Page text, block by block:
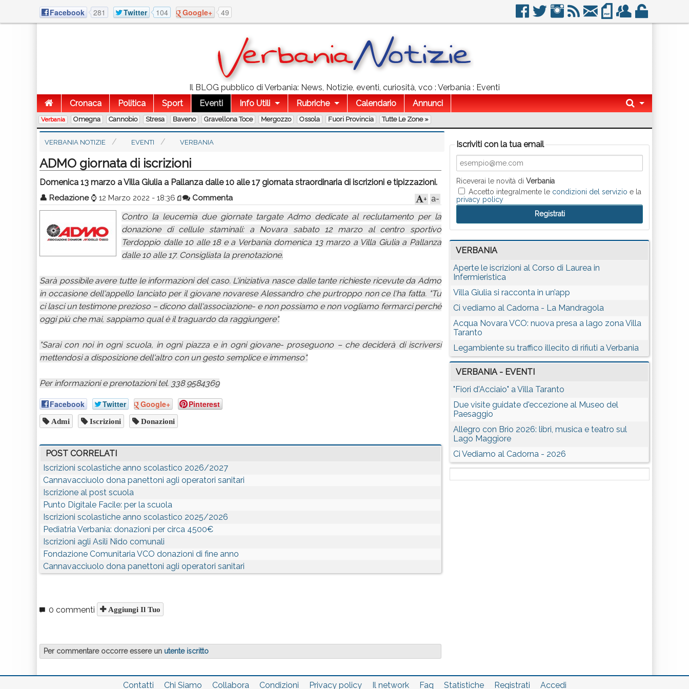
Facebook 281 Twitter 104 Google+ 49
Il BLOG pubblico di Verbania: News, Notizie, eventi, curiosità, vco : Verbania : Eventi
Cronaca
Politica Sport Eventi Info Utili Rubriche Calendario Annunci
Verbania Omegna Cannobio Stresa Baveno Gravellona Toce Mergozzo Ossola Fuori Provincia Tutte Le Zone »
VERBANIA NOTIZIE EVENTI VERBANIA
ADMO giornata di iscrizioni
Domenica 13 marzo a Villa Giulia a Pallanza dalle 10 alle 17 giornata straordinaria di iscrizioni e tipizzazioni.
👤 Redazione ⌚ 12 Marzo 2022 - 18:36 Commenta a-
+
Contro la leucemia due giornate targate Admo dedicate al reclutamento per la
donazione di cellule staminali: a Novara sabato 12 marzo al centro sportivo
Terdoppio dalle 10 alle 18 e a Verbania domenica 13 marzo a Villa Giulia a Pallanza
dalle 10 alle 17. Consigliata la prenotazione.
Sarà possibile avere tutte le informazioni del caso. L'iniziativa nasce dalle tante richieste ricevute da Admo
in occasione dell'appello lanciato per il giovane novarese Alessandro che purtroppo non ce l'ha fatta. "Tu
ci lasci un testimone prezioso – dicono dall'associazione- e non possiamo e non vogliamo fermarci perché
oggi più che mai, sappiamo qual è il traguardo da raggiungere".
"Sarai con noi in ogni scuola, in ogni piazza e in ogni giovane- proseguono – che deciderà di iscriversi
mettendosi a disposizione dell'altro con un gesto semplice e immenso".
Per informazioni e prenotazioni tel. 338 9584369
Facebook Twitter Google+ Pinterest
Admi Iscrizioni Donazioni
POST CORRELATI
Iscrizioni scolastiche anno scolastico 2026/2027
Cannavacciuolo dona panettoni agli operatori sanitari
Iscrizione al post scuola
Punto Digitale Facile: per la scuola
Iscrizioni scolastiche anno scolastico 2025/2026
Pediatria Verbania: donazioni per circa 4500€
Iscrizioni agli Asili Nido comunali
Fondazione Comunitaria VCO donazioni di fine anno
Cannavacciuolo dona panettoni agli operatori sanitari
0 commenti Aggiungi Il Tuo
Per commentare occorre essere un utente iscritto
Iscriviti con la tua email
Riceverai le novità diVerbania
Accetto integralmente le condizioni del servizio e la
privacy policy
VERBANIA
Aperte le iscrizioni al Corso di Laurea in
Infermieristica
Villa Giulia si racconta in un’app
Ci vediamo al Cadorna - La Mandragola
Acqua Novara VCO: nuova presa a lago zona Villa
Taranto
Legambiente su traffico illecito di rifiuti a Verbania
VERBANIA - EVENTI
"Fiori d'Acciaio" a Villa Taranto
Due visite guidate d'eccezione al Museo del
Paesaggio
Allegro con Brio 2026: libri, musica e teatro sul
Lago Maggiore
Ci Vediamo al Cadorna - 2026
Contatti Chi Siamo Collabora Condizioni Privacy policy Il network Faq Statistiche Registrati Accedi